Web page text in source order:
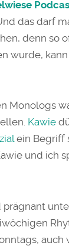
das darf
denn so
wurde,
Monologs
Kawie
ein Begriff
und ich
prägnant
auch